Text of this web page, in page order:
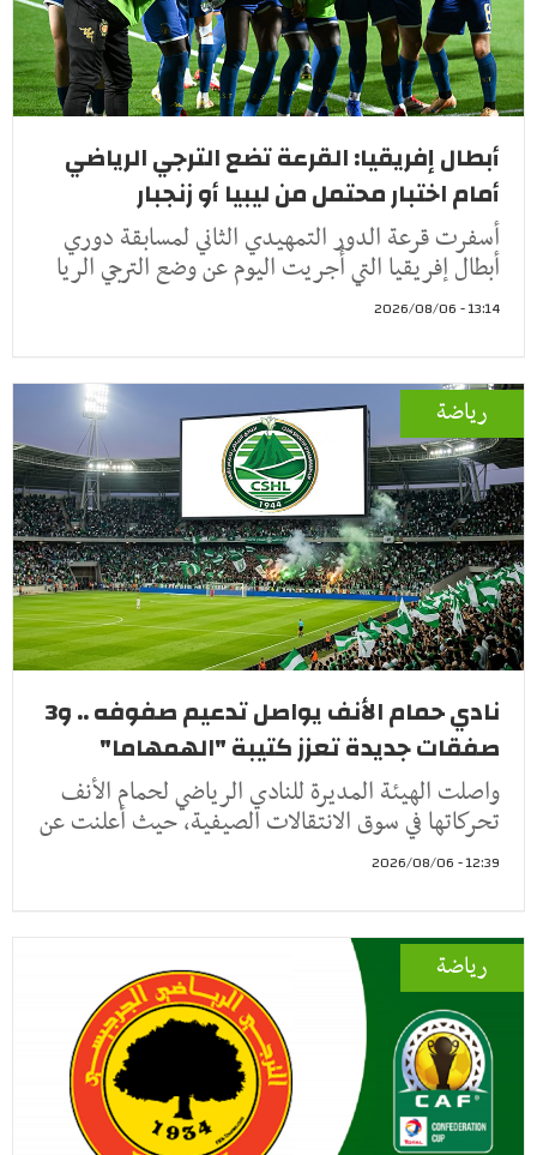
أبطال إفريقيا: القرعة تضع الترجي الرياضي
أمام اختبار محتمل من ليبيا أو زنجبار
أسفرت قرعة الدور التمهيدي الثاني لمسابقة دوري
أبطال إفريقيا التي أُجريت اليوم عن وضع الترجي الريا
13:14 - 2026/08/06
رياضة
نادي حمام الأنف يواصل تدعيم صفوفه .. و3
صفقات جديدة تعزز كتيبة "الهمهاما"
واصلت الهيئة المديرة للنادي الرياضي لحمام الأنف
تحركاتها في سوق الانتقالات الصيفية، حيث أعلنت عن
12:39 - 2026/08/06
رياضة